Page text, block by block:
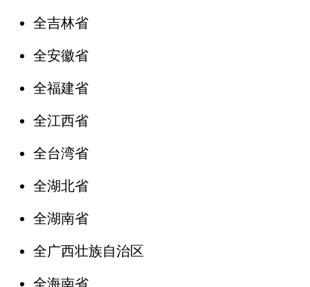
全吉林省
全安徽省
全福建省
全江西省
全台湾省
全湖北省
全湖南省
全广西壮族自治区
全海南省